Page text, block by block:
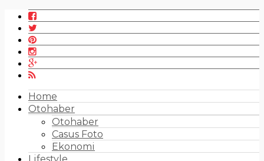
Home
Otohaber
Otohaber
Casus Foto
Ekonomi